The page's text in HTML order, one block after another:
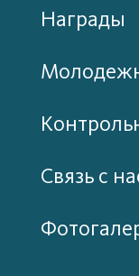
Награды
Связь с